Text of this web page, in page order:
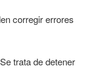
corregir errores
trata de detener